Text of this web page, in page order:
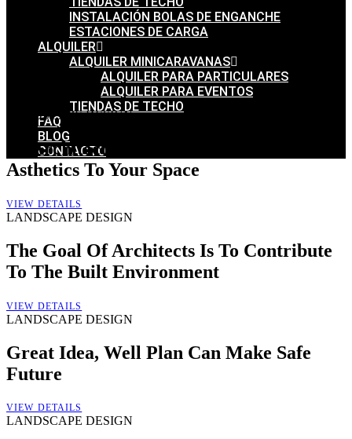
INSTALACIÓN BOLAS DE ENGANCHE
ESTACIONES DE CARGA
ALQUILER
ALQUILER MINICARAVANAS
ALQUILER PARA PARTICULARES
ALQUILER PARA EVENTOS
TIENDAS DE TECHO
FAQ
BLOG
CONTACTO
LANDSCAPE DESIGN
As Architects We Love to Add Beauty &
Asthetics To Your Space
VIEW DETAILS
LANDSCAPE DESIGN
The Goal Of Architects Is To Contribute
To The Built Environment
VIEW DETAILS
LANDSCAPE DESIGN
Great Idea, Well Plan Can Make Safe
Future
VIEW DETAILS
LANDSCAPE DESIGN